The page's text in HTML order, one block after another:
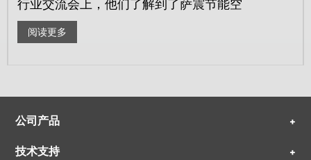
行业交流会上，他们了解到了萨震节能空
压机。萨震以其卓越的节能性能...
阅读更多
公司产品 +
技术支持 +